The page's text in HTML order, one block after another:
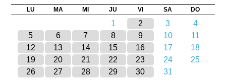
LU MA MI JU VI SA DO
1 2 3
4
5
6 7 8 9 10
11
12
13 14 15 16 17
18
19
20 21 22 23 24
25
26
27 28 29 30 31